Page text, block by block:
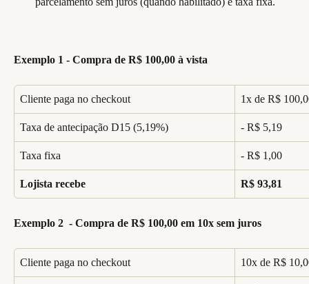
Exemplo 1 - Compra de R$ 100,00 à vista
Cliente paga no checkout 1x de R$
Taxa de antecipação D15 (5,19%) - R$ 5,19
Taxa fixa - R$ 1,00
Lojista recebe R$ 93,81
Exemplo 2  - Compra de R$ 100,00 em 10x sem juros
Cliente paga no checkout 10x de R$